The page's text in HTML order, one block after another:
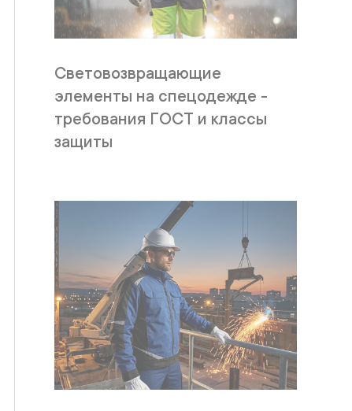
Световозвращающие
элементы на спецодежде -
требования ГОСТ и классы
защиты